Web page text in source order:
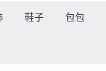
鞋子 包包